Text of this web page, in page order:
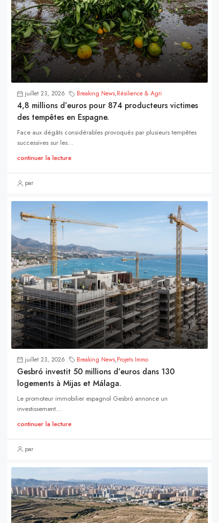
juillet 23, 2026 Breaking News,Résilience & Agri
4,8 millions d’euros pour 874 producteurs victimes
des tempêtes en Espagne.
Face aux dégâts considérables provoqués par plusieurs tempêtes
successives sur les...
continuer la lecture
par
juillet 23, 2026 Breaking News,Projets Immo
Gesbró investit 50 millions d’euros dans 130
logements à Mijas et Málaga.
Le promoteur immobilier espagnol Gesbró annonce un
investissement...
continuer la lecture
par